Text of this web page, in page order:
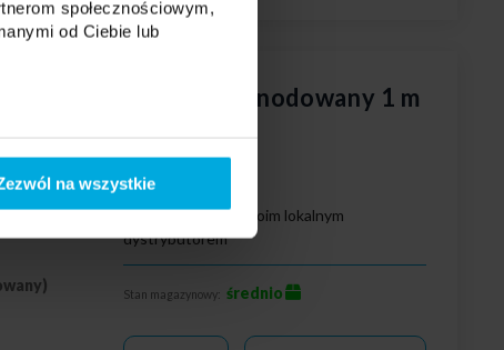
społecznościowym,
od Ciebie lub
na wszystkie
typ ORRE+ czarny anodowany 1 m
Twoja cena:
Skontaktuj się z Twoim lokalnym
dystrybutorem
Stan magazynowy: średnio